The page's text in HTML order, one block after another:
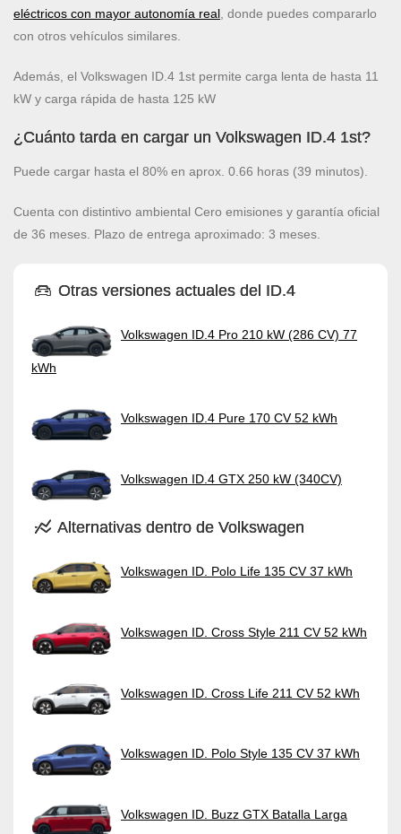
eléctricos con mayor autonomía real , donde puedes compararlo
con otros vehículos similares.
Además, el Volkswagen ID.4 1st permite carga lenta de hasta 11
kW y carga rápida de hasta 125 kW
¿Cuánto tarda en cargar un Volkswagen ID.4 1st?
Puede cargar hasta el 80% en aprox. 0.66 horas (39 minutos).
Cuenta con distintivo ambiental Cero emisiones y garantía oficial
de 36 meses. Plazo de entrega aproximado: 3 meses.
Otras versiones actuales del ID.4
Volkswagen ID.4 Pro 210 kW (286 CV) 77
kWh
Volkswagen ID.4 Pure 170 CV 52 kWh
Volkswagen ID.4 GTX 250 kW (340CV)
Alternativas dentro de Volkswagen
Volkswagen ID. Polo Life 135 CV 37 kWh
Volkswagen ID. Cross Style 211 CV 52 kWh
Volkswagen ID. Cross Life 211 CV 52 kWh
Volkswagen ID. Polo Style 135 CV 37 kWh
Volkswagen ID. Buzz GTX Batalla Larga